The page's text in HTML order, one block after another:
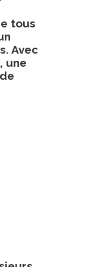
tous
Avec
une